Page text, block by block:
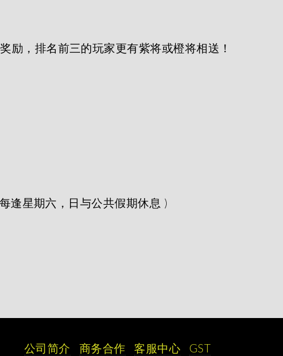
励，排名前三的玩家更有紫将或橙将相送！
逢星期六，日与公共假期休息 )
公司简介 商务合作 客服中心 GST